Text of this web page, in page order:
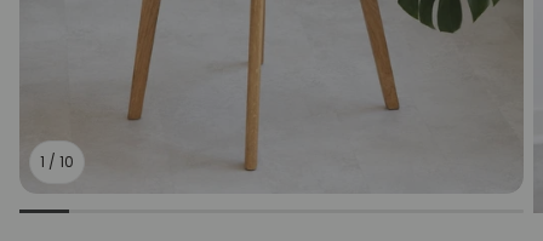
1 / 10